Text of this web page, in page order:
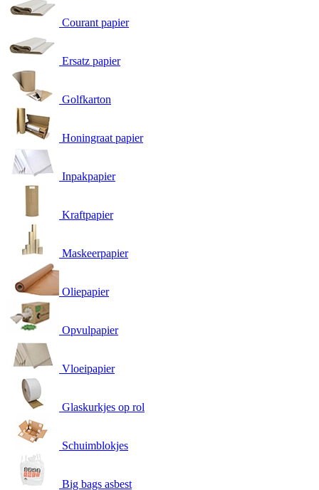
Courant papier
Ersatz papier
Golfkarton
Honingraat papier
Inpakpapier
Kraftpapier
Maskeerpapier
Oliepapier
Opvulpapier
Vloeipapier
Glaskurkjes op rol
Schuimblokjes
Big bags asbest